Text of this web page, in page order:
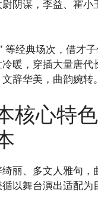
阴谋，李益、霍小
等经典场次，借才
暖，穿插大量唐代
辞华美，曲韵婉转。
核心特
丽、多文人雅句，
以舞台演出适配为